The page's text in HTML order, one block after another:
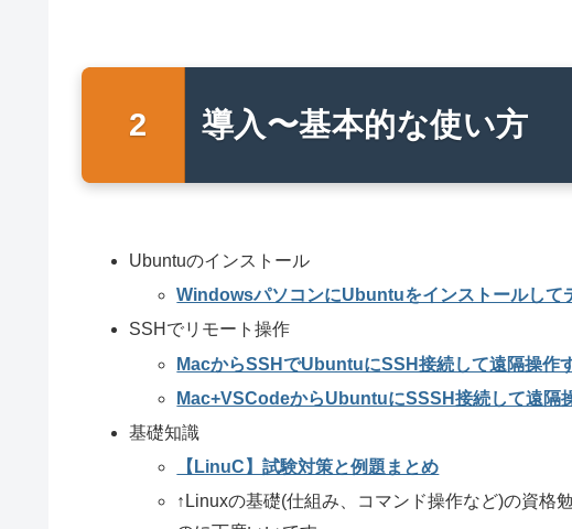
導入〜基本的な使い方
Ubuntuのインストール
WindowsパソコンにUbuntuをインストールして
SSHでリモート操作
MacからSSHでUbuntuにSSH接続して遠隔操作
Mac+VSCodeからUbuntuにSSSH接続して遠隔
基礎知識
【LinuC】試験対策と例題まとめ
↑Linuxの基礎(仕組み、コマンド操作など)の資格